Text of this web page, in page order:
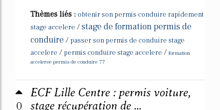
Thèmes liés : obtenir son permis conduire rapidement
stage accelere /stage de formation permis de
conduire / passer son permis de conduire stage
accelere / permis conduire stage accelere / formation
acceleree permis de conduire 77
0
ECF Lille Centre : permis voiture,
stage récupération de ...